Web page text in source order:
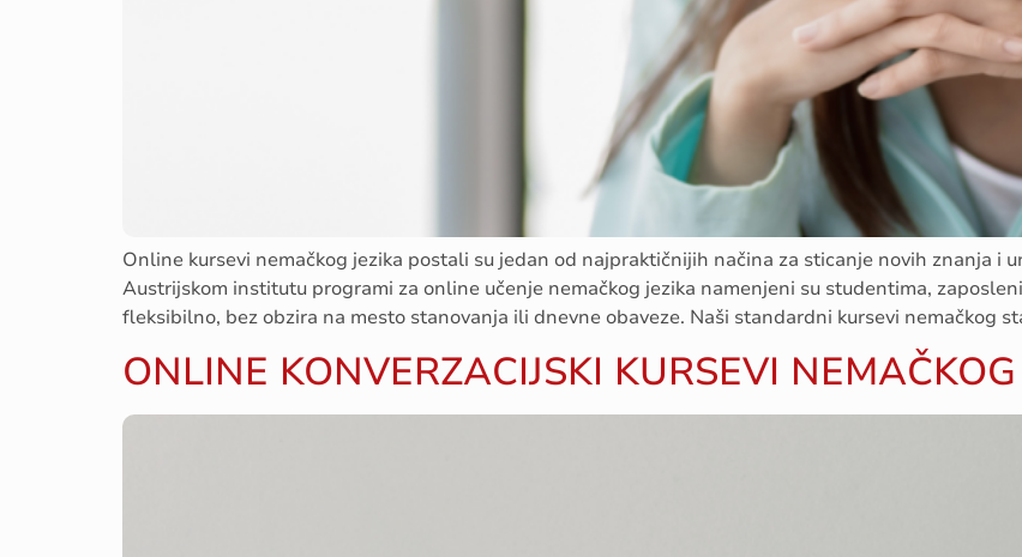
Online kursevi nemačkog jezika postali su jedan od najpraktičnijih načina za sticanje novih znanja i
Austrijskom institutu programi za online učenje nemačkog jezika namenjeni su studentima,
fleksibilno, bez obzira na mesto stanovanja ili dnevne obaveze. Naši standardni kursevi nemačkog
ONLINE KONVERZACIJSKI KURSEVI